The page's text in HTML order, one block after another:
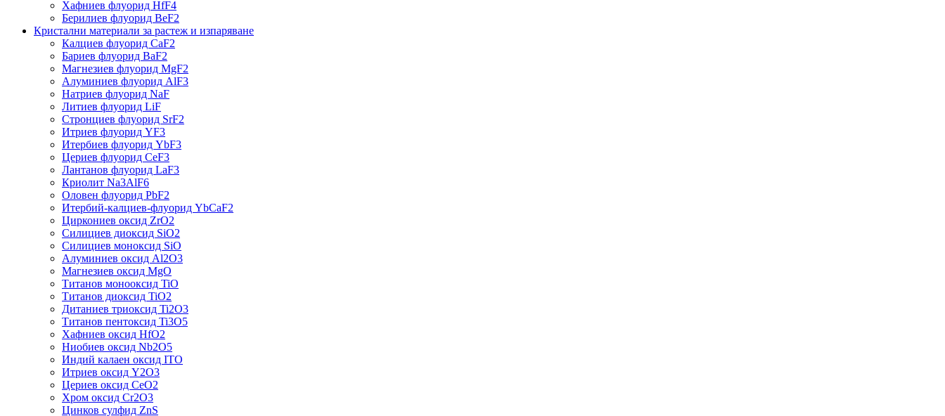
Хафниев флуорид HfF4
Берилиев флуорид BeF2
Кристални материали за растеж и изпаряване
Калциев флуорид CaF2
Бариев флуорид BaF2
Магнезиев флуорид MgF2
Алуминиев флуорид AlF3
Натриев флуорид NaF
Литиев флуорид LiF
Стронциев флуорид SrF2
Итриев флуорид YF3
Итербиев флуорид YbF3
Цериев флуорид CeF3
Лантанов флуорид LaF3
Криолит Na3AlF6
Оловен флуорид PbF2
Итербий-калциев-флуорид YbCaF2
Циркониев оксид ZrO2
Силициев диоксид SiO2
Силициев моноксид SiO
Алуминиев оксид Al2O3
Магнезиев оксид MgO
Титанов монооксид TiO
Титанов диоксид TiO2
Дитаниев триоксид Ti2O3
Титанов пентоксид Ti3O5
Хафниев оксид HfO2
Ниобиев оксид Nb2O5
Индий калаен оксид ITO
Итриев оксид Y2O3
Цериев оксид CeO2
Хром оксид Cr2O3
Цинков сулфид ZnS